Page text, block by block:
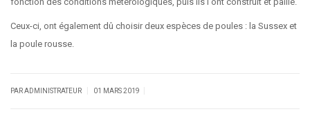
Ceux-ci, ont également dû choisir deux espèces de poules : la Sussex et
la poule rousse.
PAR ADMINISTRATEUR 01 MARS 2019